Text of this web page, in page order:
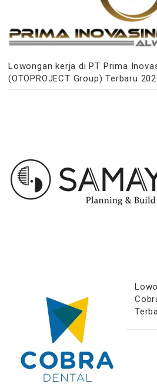
Lowongan kerja di PT Prima
(OTOPROJECT Group) Terbaru